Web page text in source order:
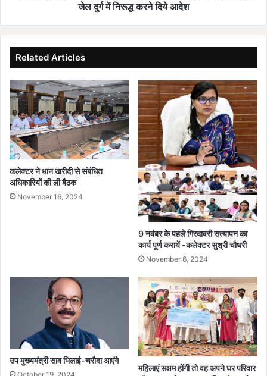
करने
दिये
आदेश
जेल दुर्ग में निरूद्ध करने दिये आदेश
Related Articles
कलेक्टर ने धान खरीदी से संबंधित
अधिकारियों की ली बैठक
November 16, 2024
9 नवंबर के पहले गिरदावरी सत्यापन का
कार्य पूर्ण करायें -कलेक्टर सुश्री चौधरी
November 6, 2024
उप मुख्यमंत्री साव भिलाई-चरौदा आएंगे
महिलाएं सक्षम होंगी तो वह अपने घर परिवार